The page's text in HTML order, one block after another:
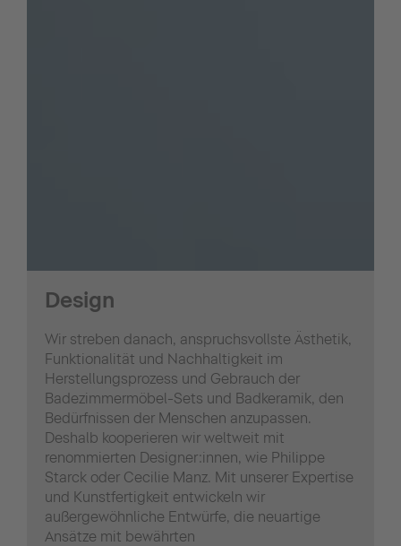
Design
Wir streben danach, anspruchsvollste Ästhetik,
Funktionalität und Nachhaltigkeit im
Herstellungsprozess und Gebrauch der
Badezimmermöbel-Sets und Badkeramik, den
Bedürfnissen der Menschen anzupassen.
Deshalb kooperieren wir weltweit mit
renommierten Designer:innen, wie Philippe
Starck oder Cecilie Manz. Mit unserer Expertise
und Kunstfertigkeit entwickeln wir
außergewöhnliche Entwürfe, die neuartige
Ansätze mit bewährten